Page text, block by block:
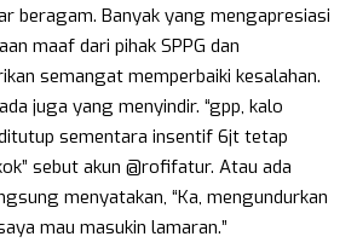
beragam. Banyak yang mengapresiasi
maaf dari pihak SPPG dan
semangat memperbaiki kesalahan.
juga yang menyindir. “gpp, kalo
sementara insentif 6jt tetap
sebut akun @rofifatur. Atau ada
menyatakan, “Ka, mengundurkan
mau masukin lamaran.”